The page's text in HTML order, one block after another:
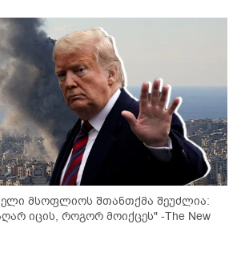
მსოფლიოს შთანთქმა შეუძლია:
როგორ მოიქცეს" -The New